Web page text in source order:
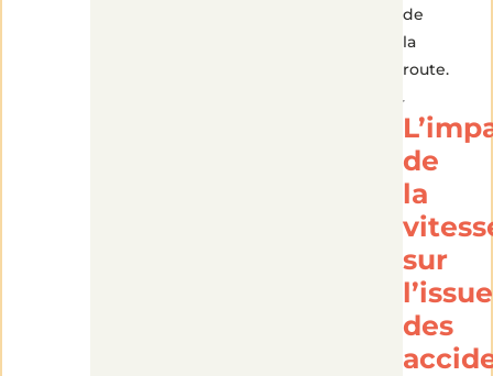
de
la
route.
de
la
sur
l’issue
des